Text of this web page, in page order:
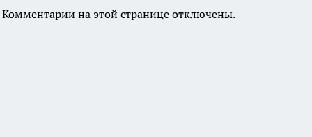
Комментарии на этой странице отключены.